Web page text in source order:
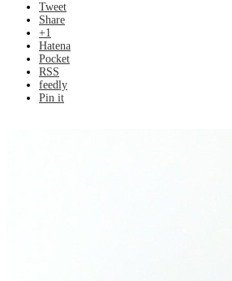
Tweet
Share
+1
Hatena
Pocket
RSS
feedly
Pin it